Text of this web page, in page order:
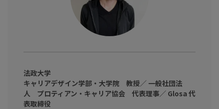
対談の中では、印象的なフレーズも多くお聞き出来ました。「ビ
ジネスパーソンは、ビジネスアーティストへ。余白を増やす・減
たい事がたくさんある中でも、寿命がある。全部出来ない中で何
を選ぶかが大事なこと」。子供たちが「大人になるのが楽しみ」
と言ってもらえるように、日本の未来をより明るく豊かにしてい
法政大学
キャリアデザイン学部・大学院 教授／ 一般社団法
人 プロティアン・キャリア協会 代表理事／ Glosa 代
表取締役